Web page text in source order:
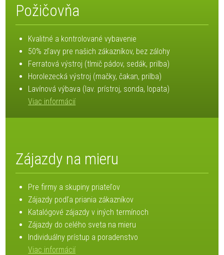
Požičovňa
Kvalitné a kontrolované vybavenie
50% zľavy pre našich zákazníkov, bez zálohy
Ferratová výstroj (tlmič pádov, sedák, prilba)
Horolezecká výstroj (mačky, čakan, prilba)
Lavínová výbava (lav. prístroj, sonda, lopata)
Viac informácií
Zájazdy na mieru
Pre firmy a skupiny priateľov
Zájazdy podľa priania zákazníkov
Katalógové zájazdy v iných termínoch
Zájazdy do celého sveta na mieru
Individuálny prístup a poradenstvo
Viac informácií